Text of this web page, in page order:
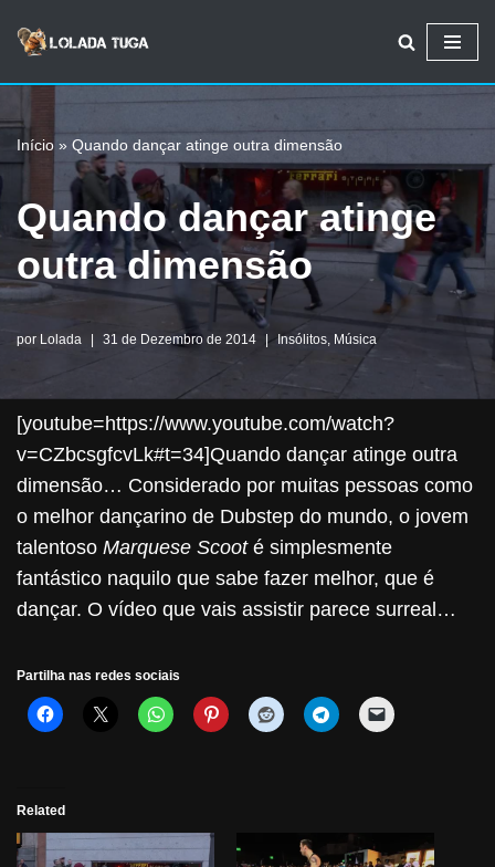
Avançar
para
o
conteúdo
Início » Quando dançar atinge outra dimensão
Quando dançar atinge
outra dimensão
por Lolada 31 de Dezembro de 2014 Insólitos, Música
[youtube=https://www.youtube.com/watch?
v=CZbcsgfcvLk#t=34]Quando dançar atinge outra
dimensão… Considerado por muitas pessoas como
o melhor dançarino de Dubstep do mundo, o jovem
talentoso Marquese Scooté simplesmente
fantástico naquilo que sabe fazer melhor, que é
dançar. O vídeo que vais assistir parece surreal…
Partilha nas redes sociais
Related